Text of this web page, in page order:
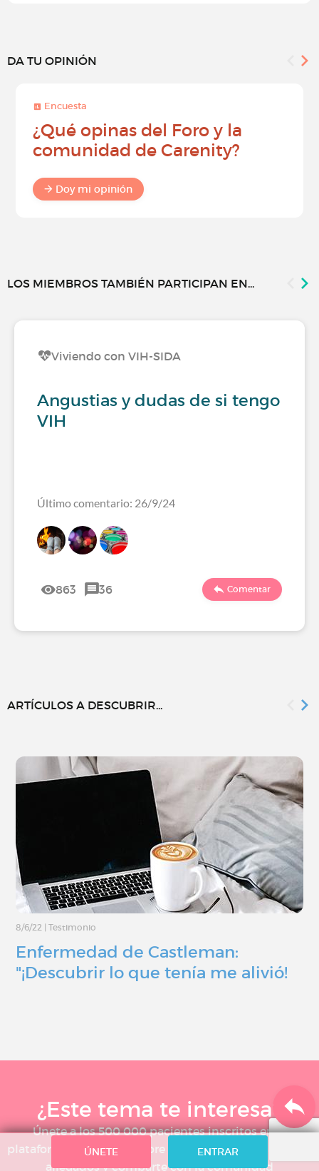
DA TU OPINIÓN
Encuesta
¿Qué opinas del Foro y la
comunidad de Carenity?
Doy mi opinión
LOS MIEMBROS TAMBIÉN PARTICIPAN EN...
Viviendo con VIH-SIDA
Angustias y dudas de si tengo
VIH
Último comentario: 26/9/24
863 36 Comentar
ARTÍCULOS A DESCUBRIR...
8/6/22 Testimonio
Enfermedad de Castleman:
"¡Descubrir lo que tenía me alivió!
¿Este tema te interesa?
Únete a los 500 000 pacientes inscritos en la
plataforma, infórmate sobre tu enfermedad o la de tus
allegados y comparte con la comunidad
ÚNETE ENTRAR